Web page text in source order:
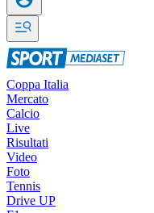
Coppa Italia
Mercato
Calcio
Live
Risultati
Video
Foto
Tennis
Drive UP